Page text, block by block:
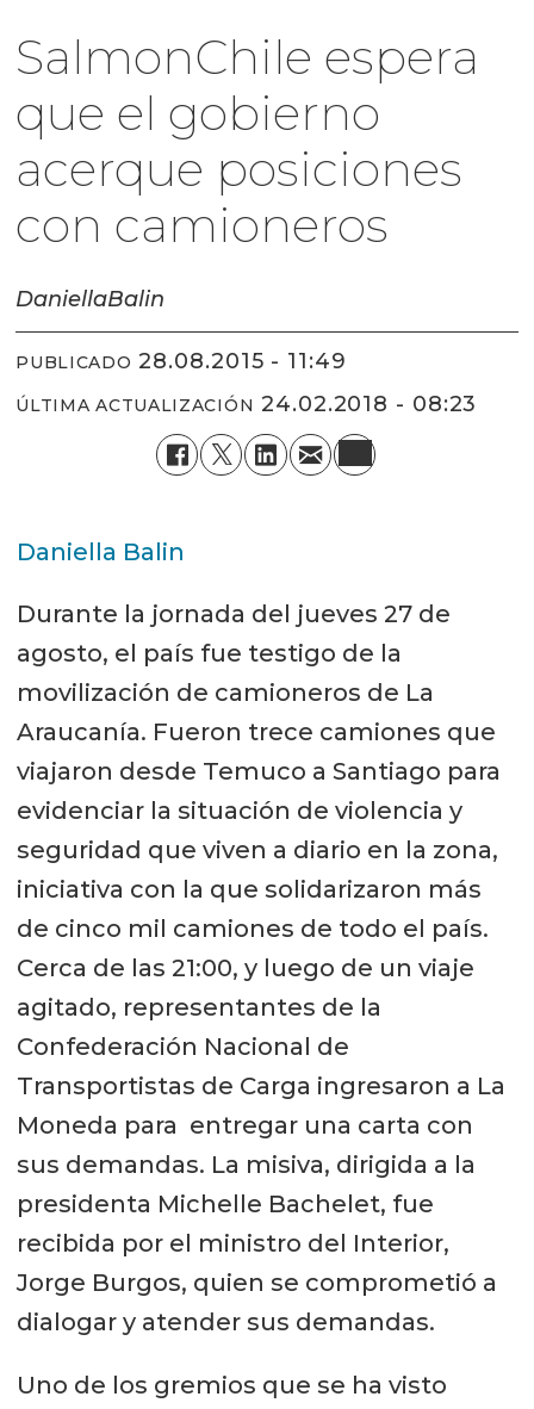
SalmonChile espera
que el gobierno
acerque posiciones
con camioneros
DaniellaBalin
PUBLICADO 28.08.2015 - 11:49
ÚLTIMA ACTUALIZACIÓN 24.02.2018 - 08:23
Daniella Balin
Durante la jornada del jueves 27 de
agosto, el país fue testigo de la
movilización de camioneros de La
Araucanía. Fueron trece camiones que
viajaron desde Temuco a Santiago para
evidenciar la situación de violencia y
seguridad que viven a diario en la zona,
iniciativa con la que solidarizaron más
de cinco mil camiones de todo el país.
Cerca de las 21:00, y luego de un viaje
agitado, representantes de la
Confederación Nacional de
Transportistas de Carga ingresaron a La
Moneda para entregar una carta con
sus demandas. La misiva, dirigida a la
presidenta Michelle Bachelet, fue
recibida por el ministro del Interior,
Jorge Burgos, quien se comprometió a
dialogar y atender sus demandas.
Uno de los gremios que se ha visto